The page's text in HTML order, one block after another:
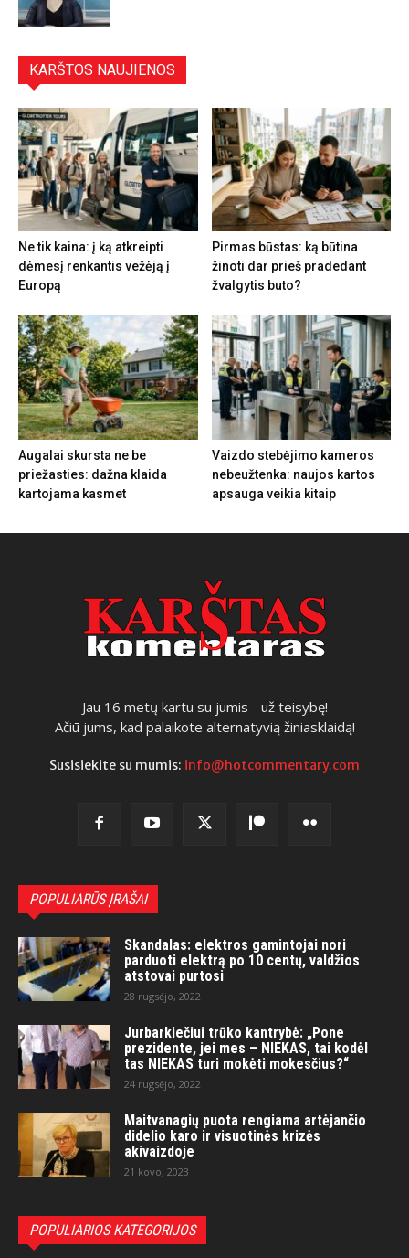
KARŠTOS NAUJIENOS
Ne tik kaina: į ką atkreipti
dėmesį renkantis vežėją į
Europą
Pirmas būstas: ką būtina
žinoti dar prieš pradedant
žvalgytis buto?
Augalai skursta ne be
priežasties: dažna klaida
kartojama kasmet
Vaizdo stebėjimo kameros
nebeužtenka: naujos kartos
apsauga veikia kitaip
Jau 16 metų kartu su jumis - už teisybę!
Ačiū jums, kad palaikote alternatyvią žiniasklaidą!
Susisiekite su mumis: info@hotcommentary.com
POPULIARŪS ĮRAŠAI
Skandalas: elektros gamintojai nori
parduoti elektrą po 10 centų, valdžios
atstovai purtosi
28 rugsėjo, 2022
Jurbarkiečiui trūko kantrybė: „Pone
prezidente, jei mes – NIEKAS, tai kodėl
tas NIEKAS turi mokėti mokesčius?“
24 rugsėjo, 2022
Maitvanagių puota rengiama artėjančio
didelio karo ir visuotinės krizės
akivaizdoje
21 kovo, 2023
POPULIARIOS KATEGORIJOS